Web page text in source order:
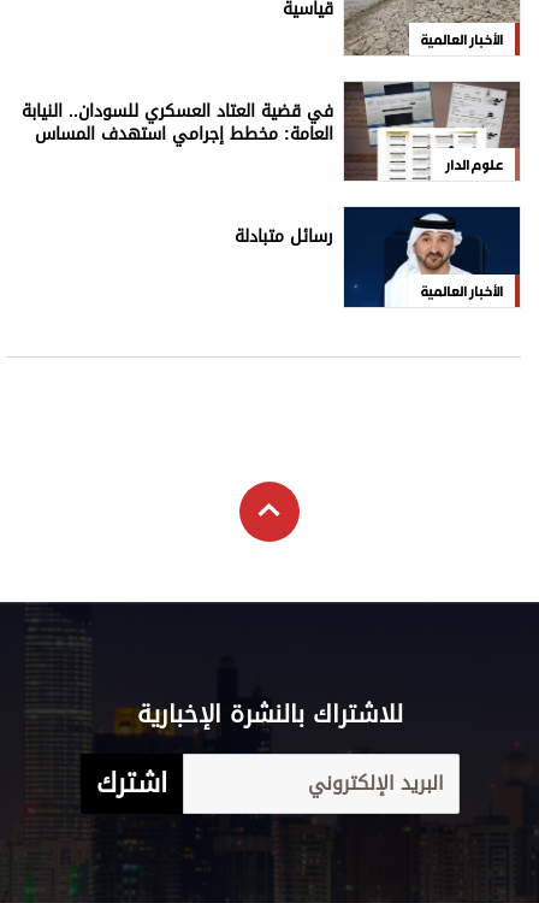
الأخبار العالمية
قياسية
علوم الدار
في قضية العتاد العسكري للسودان.. النيابة
العامة: مخطط إجرامي استهدف المساس
الأخبار العالمية
رسائل متبادلة
للاشتراك بالنشرة الإخبارية
اشترك